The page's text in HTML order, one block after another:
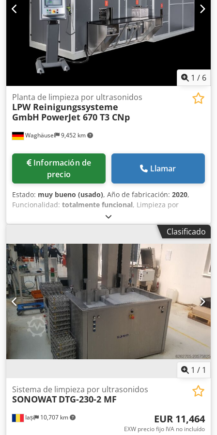
1 / 6
Waghäusel 9,452 km
Planta de limpieza por ultrasonidos
LPW Reinigungssysteme
GmbH PowerJet 670 T3 CNp
Información de
precio
Llamar
Estado: muy bueno (usado), Año de fabricación: 2020,
Funcionalidad: totalmente funcional, Limpieza por
ultrasonidos, posibilidad de pasivado (con base de ácido
cítrico), proceso de vacío CNp para, por ejemplo, taladros
de fondo. Adecuado para la industria de alta pureza, la
industria electrónica, desde tareas de limpieza gruesa o
pre-limpieza en condiciones industriales exigentes hasta
procesos de limpieza fina y ultra fina; tamaño del lote: 670
x 480 x 300 mm; componentes de metal, plástico o
cerámica. Crodpszhv Udsfx Alfof Piezas sueltas o
componentes individuales posicionados. Totalmente o
parcialmente automatizado, por ejemplo, componentes de
inyección de diésel.
Clasificado
1 / 1
Iași 10,707 km
Sistema de limpieza por ultrasonidos
SONOWAT DTG-230-2 MF
EUR 11,464
EXW precio fijo IVA no incluído